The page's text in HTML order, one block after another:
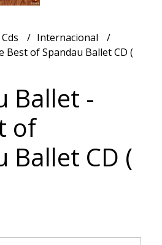
Cds
Internacional
Best of Spandau Ballet CD (
Ballet -
of
Ballet CD (